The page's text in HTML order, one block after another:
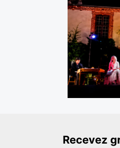
Recevez